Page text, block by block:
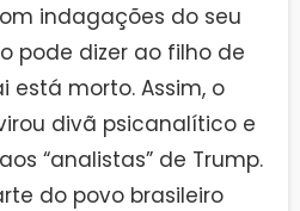
indagações do seu
pode dizer ao filho de
está morto. Assim, o
divã psicanalítico e
“analistas” de Trump.
do povo brasileiro